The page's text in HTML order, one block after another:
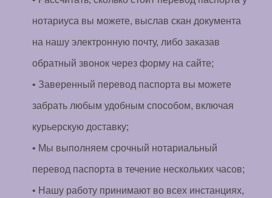
нотариуса вы можете, выслав скан документа
на нашу электронную почту, либо заказав
обратный звонок через форму на сайте;
• Заверенный перевод паспорта вы можете
забрать любым удобным способом, включая
курьерскую доставку;
• Мы выполняем срочный нотариальный
перевод паспорта в течение нескольких часов;
• Нашу работу принимают во всех инстанциях,